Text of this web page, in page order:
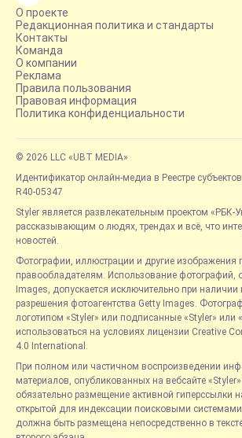
О проекте
Редакционная политика и стандарты
Контакты
Команда
О компании
Реклама
Правила пользования
Правовая информация
Политика конфиденциальности
© 2026 LLC «UBT MEDIA»
Идентификатор онлайн-медиа в Реестре
R40-05347
Styler является развлекательным проектом «РБК-
рассказывающим о людях, трендах и всё, что
новостей.
Фотографии, иллюстрации и другие изображения
правообладателям. Использование фотографий,
Images, допускается исключительно при наличии
разрешения фотоагентства Getty Images.
логотипом «Styler» или подписанные «Styler» или
использоваться на условиях лицензии Creative
4.0 International.
При полном или частичном воспроизведении
материалов, опубликованных на вебсайте «Styler»
обязательно размещение активной гиперссылки
открытой для индексации поисковыми
должна быть размещена непосредственно в